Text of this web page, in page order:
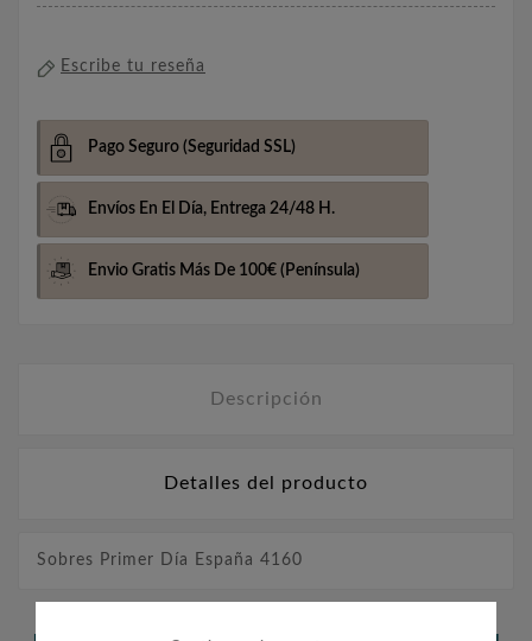
Escribe tu reseña
Pago Seguro (Seguridad SSL)
Envíos En El Día, Entrega 24/48 H.
Envio Gratis Más De 100€ (Península)
Descripción
Detalles del producto
Sobres Primer Día España 4160